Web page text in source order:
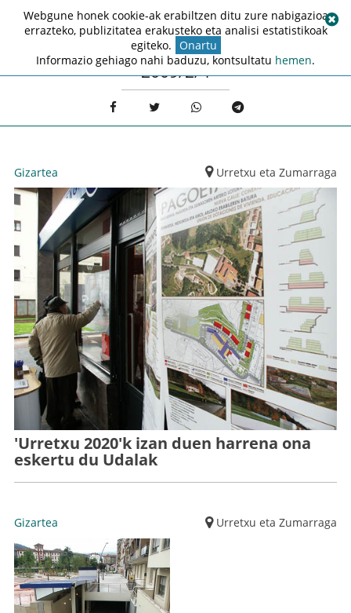
2009/2/4
Gizartea Urretxu eta Zumarraga
'Urretxu 2020'k izan duen harrena ona
eskertu du Udalak
Gizartea Urretxu eta Zumarraga
Webgune honek cookie-ak erabiltzen ditu zure nabigazioa
errazteko, publizitatea erakusteko eta analisi estatistikoak
egiteko. Onartu
Informazio gehiago nahi baduzu, kontsultatu hemen.